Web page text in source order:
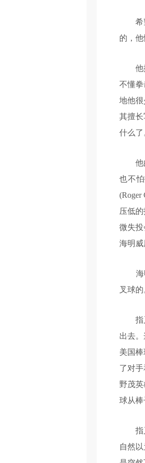
希望
的，
他提
不懂
地他
其擅
什么了
他的
也不
压低
微失
海明威
海明
叉球
指叉
出去
美国
了对
野茂
球从棒
指叉
自然